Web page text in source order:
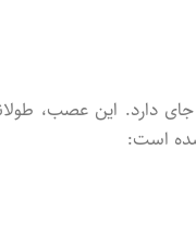
دارد. این عصب،
است: